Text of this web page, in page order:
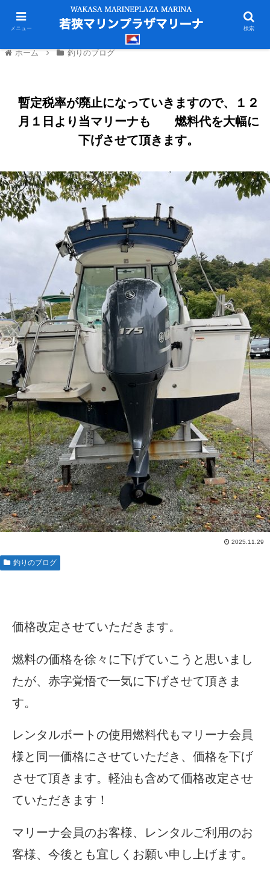
ホーム 釣りのブログ
暫定税率が廃止になっていきますので、１２
月１日より当マリーナも 燃料代を大幅に
下げさせて頂きます。
2025.11.29
釣りのブログ
価格改定させていただきます。
燃料の価格を徐々に下げていこうと思いまし
たが、赤字覚悟で一気に下げさせて頂きま
す。
レンタルボートの使用燃料代もマリーナ会員
様と同一価格にさせていただき、価格を下げ
させて頂きます。軽油も含めて価格改定させ
ていただきます！
マリーナ会員のお客様、レンタルご利用のお
客様、今後とも宜しくお願い申し上げます。
メニュー 検索